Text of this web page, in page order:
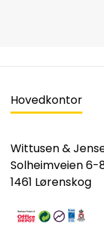
Hovedkontor
Wittusen &
Solheimveien 6-
1461 Lørenskog